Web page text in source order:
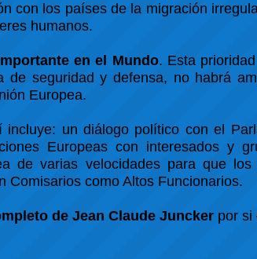
con los países de la migración
humanos.
en el Mundo. Esta
de seguridad y defensa, no habrá
Europea.
incluye: un diálogo político con el
Europeas con interesados y
de varias velocidades para que
Comisarios como Altos Funcionarios.
de Jean Claude Juncker por si